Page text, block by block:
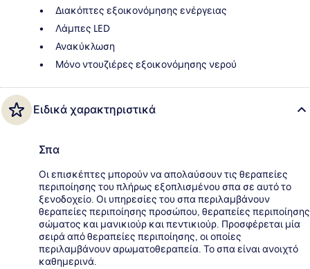
Διακόπτες εξοικονόμησης ενέργειας
Λάμπες LED
Ανακύκλωση
Μόνο ντουζιέρες εξοικονόμησης νερού
Ειδικά χαρακτηριστικά
Σπα
Οι επισκέπτες μπορούν να απολαύσουν τις θεραπείες
περιποίησης του πλήρως εξοπλισμένου σπα σε αυτό το
ξενοδοχείο. Οι υπηρεσίες του σπα περιλαμβάνουν
θεραπείες περιποίησης προσώπου, θεραπείες περιποίησης
σώματος και μανικιούρ και πεντικιούρ. Προσφέρεται μία
σειρά από θεραπείες περιποίησης, οι οποίες
περιλαμβάνουν αρωματοθεραπεία. Το σπα είναι ανοιχτό
καθημερινά.